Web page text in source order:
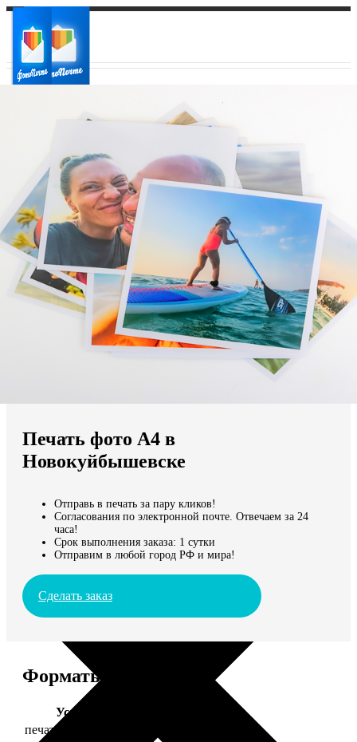
Ваш регион доставки
Выберите из списка:
Мы доставляем по всему миру
Продолжить без города
Печать фото А4 в
Новокуйбышевске
Отправь в печать за пару кликов!
Согласования по электронной почте. Отвечаем за 24
часа!
Срок выполнения заказа: 1 сутки
Отправим в любой город РФ и мира!
Сделать заказ
Форматы и цены
Услуга
печать фото 20х30